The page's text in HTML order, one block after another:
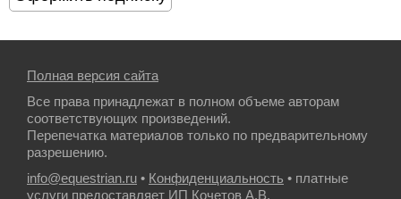
Полная версия сайта
Все права принадлежат в полном объеме авторам
соответствующих произведений.
Перепечатка материалов только по предварительному
разрешению.
info@equestrian.ru • Конфиденциальность • платные
услуги предоставляет ИП Кочетов А.В.